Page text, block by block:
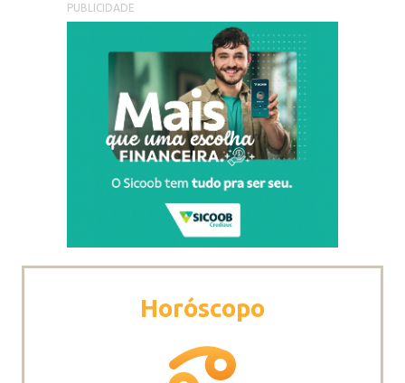
PUBLICIDADE
Horóscopo